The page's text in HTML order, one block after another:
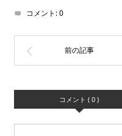
コメント:0
コメント ( 0 )